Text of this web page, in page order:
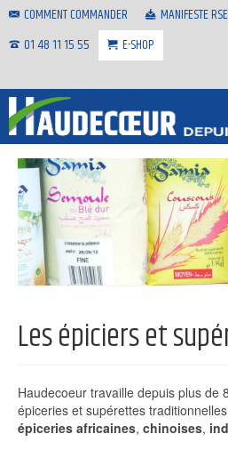
COMMENT COMMANDER MANIFESTE RSE
01 48 11 15 55
E-SHOP
Les épiciers et
Haudecoeur travaille depuis plus de
épiceries et supérettes
épiceries africaines, chinoises,